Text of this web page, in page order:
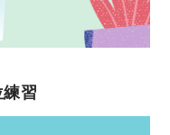
習